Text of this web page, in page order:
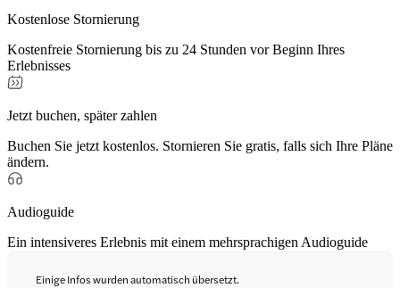
Kostenlose Stornierung
Kostenfreie Stornierung bis zu 24 Stunden vor Beginn Ihres
Erlebnisses
Jetzt buchen, später zahlen
Buchen Sie jetzt kostenlos. Stornieren Sie gratis, falls sich Ihre Pläne
ändern.
Audioguide
Ein intensiveres Erlebnis mit einem mehrsprachigen Audioguide
Einige Infos wurden automatisch übersetzt.